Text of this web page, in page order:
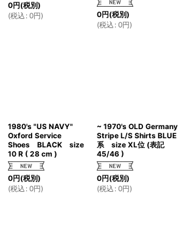
0円(税別)
(税込 : 0円) 0円(税別)
(税込 : 0円)
1980's "US NAVY"
Oxford Service
Shoes BLACK size
10 R ( 28 cm )
0円(税別)
(税込 : 0円)
~ 1970's OLD Germany
Stripe L/S Shirts BLUE
系 size XL位 (表記
45/46 )
0円(税別)
(税込 : 0円)